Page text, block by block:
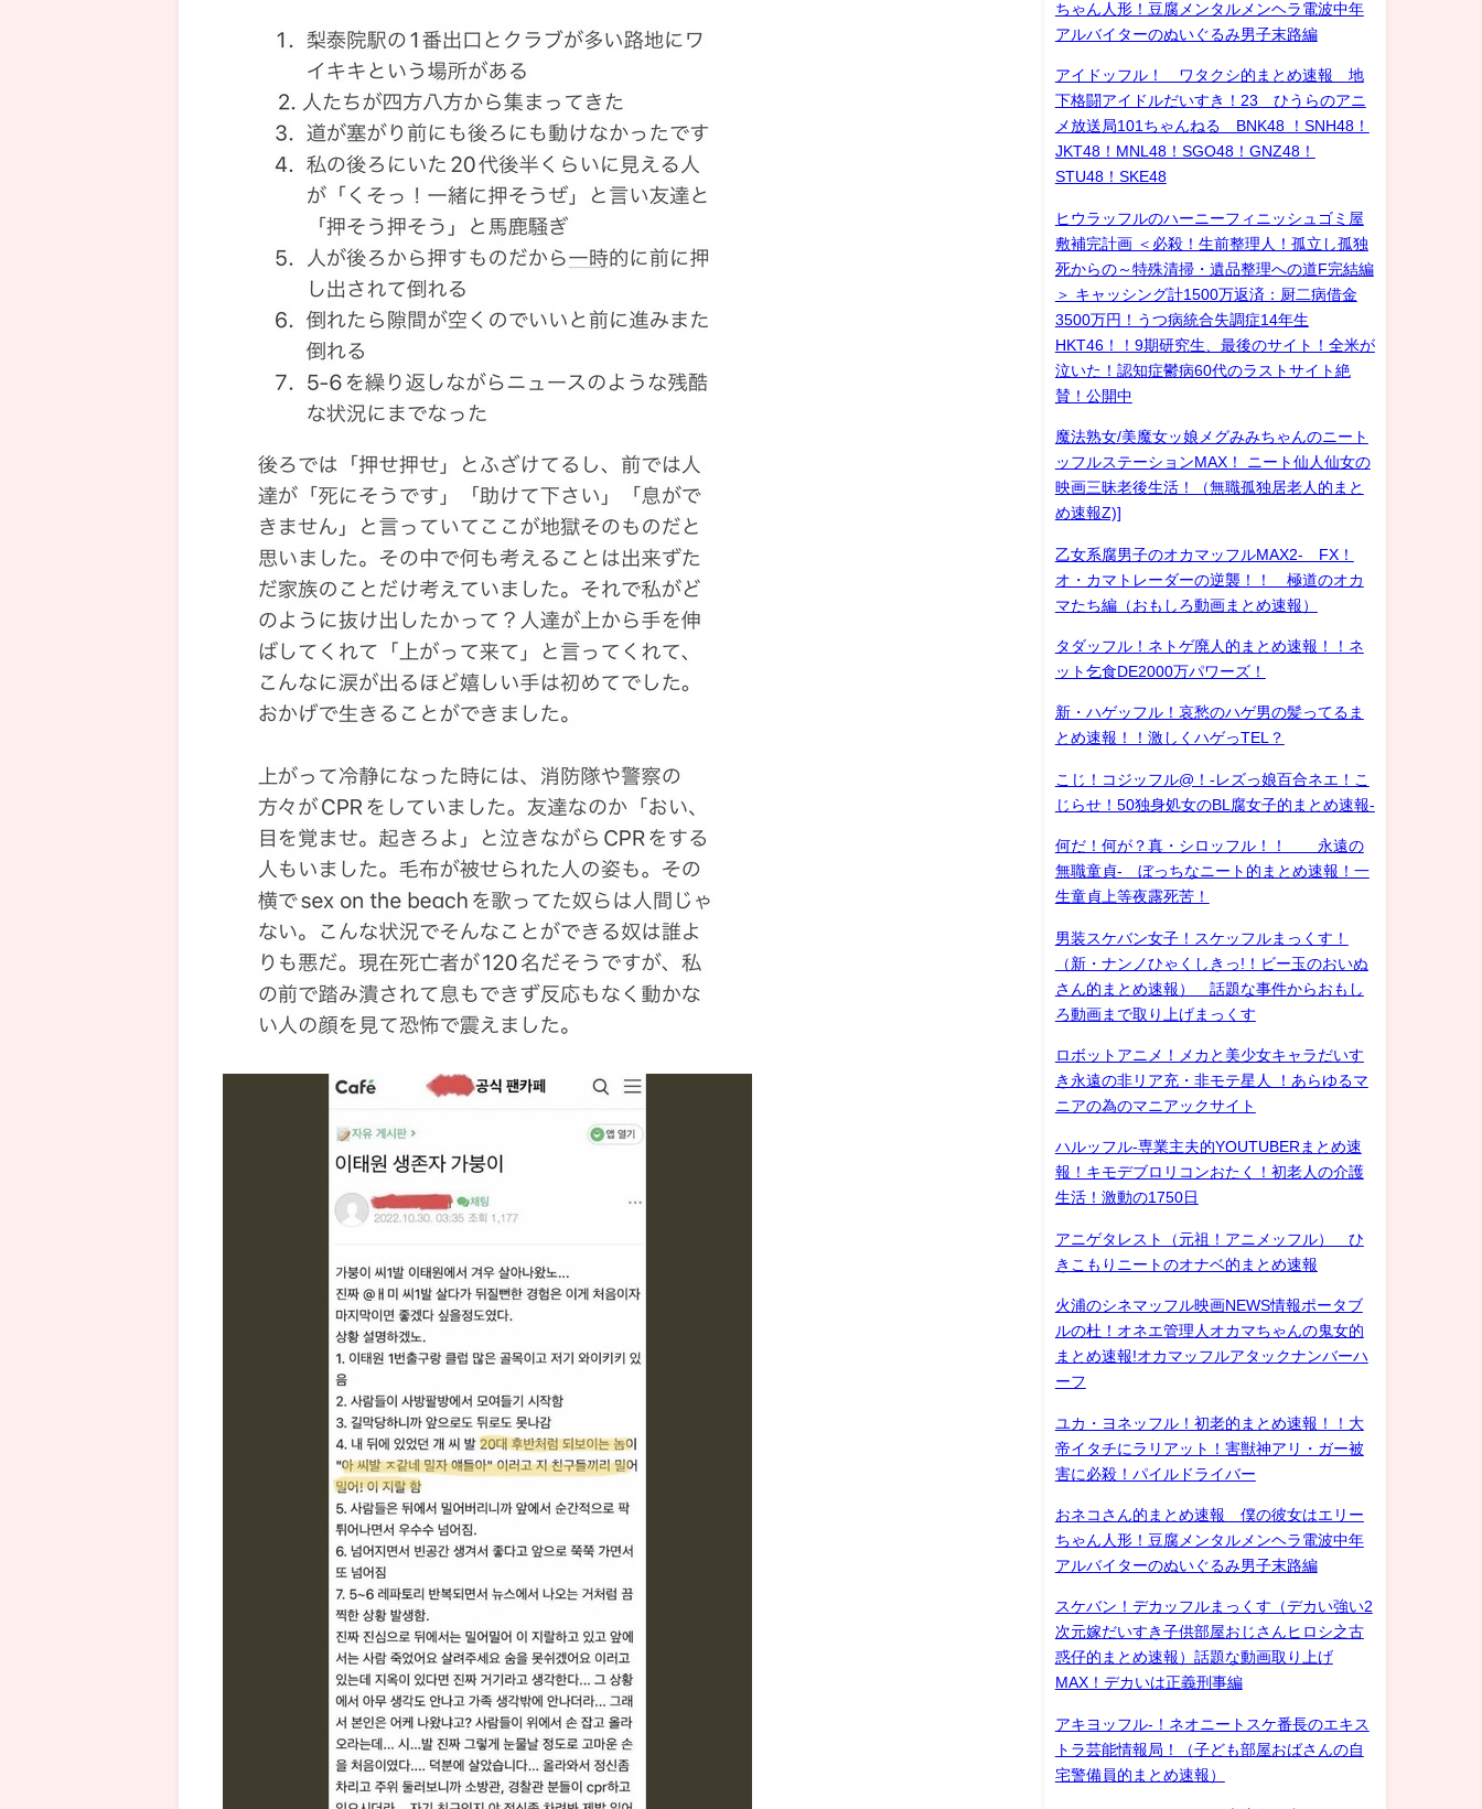
ちゃん人形！豆腐メンタルメンヘラ電波中年
アルバイターのぬいぐるみ男子末路編
アイドッフル！ ワタクシ的まとめ速報 地
下格闘アイドルだいすき！23 ひうらのアニ
メ放送局101ちゃんねる BNK48 ！SNH48！
JKT48！MNL48！SGO48！GNZ48！
STU48！SKE48
ヒウラッフルのハーニーフィニッシュゴミ屋
敷補完計画 ＜必殺！生前整理人！孤立し孤独
死からの～特殊清掃・遺品整理への道F完結編
＞ キャッシング計1500万返済：厨二病借金
3500万円！うつ病統合失調症14年生
HKT46！！9期研究生、最後のサイト！全米が
泣いた！認知症鬱病60代のラストサイト絶
賛！公開中
魔法熟女/美魔女ッ娘メグみみちゃんのニート
ッフルステーションMAX！ ニート仙人仙女の
映画三昧老後生活！（無職孤独居老人的まと
め速報Z)]
乙女系腐男子のオカマッフルMAX2- FX！
オ・カマトレーダーの逆襲！！ 極道のオカ
マたち編（おもしろ動画まとめ速報）
タダッフル！ネトゲ廃人的まとめ速報！！ネ
ット乞食DE2000万パワーズ！
新・ハゲッフル！哀愁のハゲ男の髪ってるま
とめ速報！！激しくハゲっTEL？
こじ！コジッフル@！-レズっ娘百合ネエ！こ
じらせ！50独身処女のBL腐女子的まとめ速報-
何だ！何が？真・シロッフル！！ 永遠の
無職童貞- ぼっちなニート的まとめ速報！一
生童貞上等夜露死苦！
男装スケバン女子！スケッフルまっくす！
（新・ナンノひゃくしきっ!！ビー玉のおいぬ
さん的まとめ速報） 話題な事件からおもし
ろ動画まで取り上げまっくす
ロボットアニメ！メカと美少女キャラだいす
き永遠の非リア充・非モテ星人 ！あらゆるマ
ニアの為のマニアックサイト
ハルッフル-専業主夫的YOUTUBERまとめ速
報！キモデブロリコンおたく！初老人の介護
生活！激動の1750日
アニゲタレスト（元祖！アニメッフル） ひ
きこもりニートのオナベ的まとめ速報
火浦のシネマッフル映画NEWS情報ポータブ
ルの杜！オネエ管理人オカマちゃんの鬼女的
まとめ速報!オカマッフルアタックナンバーハ
ーフ
ユカ・ヨネッフル！初老的まとめ速報！！大
帝イタチにラリアット！害獣神アリ・ガー被
害に必殺！パイルドライバー
おネコさん的まとめ速報 僕の彼女はエリー
ちゃん人形！豆腐メンタルメンヘラ電波中年
アルバイターのぬいぐるみ男子末路編
スケバン！デカッフルまっくす（デカい強い2
次元嫁だいすき子供部屋おじさんヒロシ之古
惑仔的まとめ速報）話題な動画取り上げ
MAX！デカいは正義刑事編
アキヨッフル-！ネオニートスケ番長のエキス
トラ芸能情報局！（子ども部屋おばさんの自
宅警備員的まとめ速報）